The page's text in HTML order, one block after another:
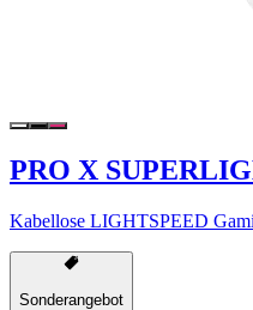
PRO X
Kabellose LIGHTSPEED
Sonderangebot